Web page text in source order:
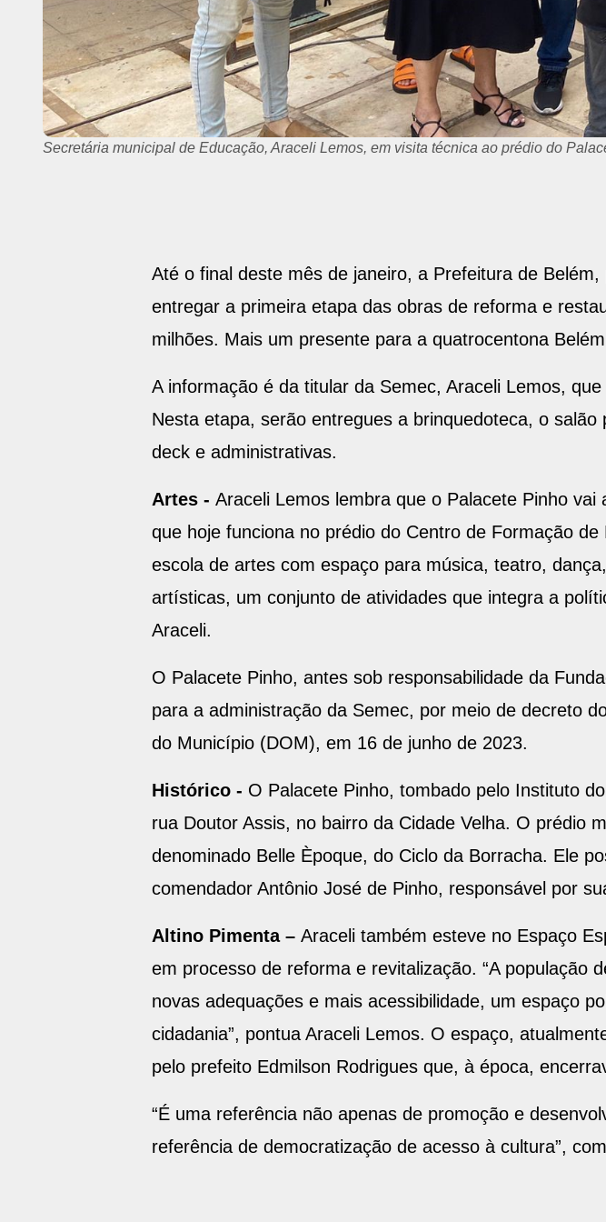
Ginásio Altino Pimenta também passa por reforma e revitalização
Até o final deste mês de janeiro, a Prefeitura de
entregar a primeira etapa das obras de reforma e
milhões. Mais um presente para a quatrocentona
A informação é da titular da Semec, Araceli Lemos,
Nesta etapa, serão entregues a brinquedoteca, o
deck e administrativas.
Artes - Araceli Lemos lembra que o Palacete Pinho
que hoje funciona no prédio do Centro de Formação
escola de artes com espaço para música, teatro,
artísticas, um conjunto de atividades que integra a
Araceli.
O Palacete Pinho, antes sob responsabilidade da
para a administração da Semec, por meio de decreto
do Município (DOM), em 16 de junho de 2023.
Histórico - O Palacete Pinho, tombado pelo Instituto
rua Doutor Assis, no bairro da Cidade Velha. O prédio
denominado Belle Èpoque, do Ciclo da Borracha. Ele
comendador Antônio José de Pinho, responsável por
Altino Pimenta – Araceli também esteve no Espaço
em processo de reforma e revitalização. “A população
novas adequações e mais acessibilidade, um espaço
cidadania”, pontua Araceli Lemos. O espaço,
pelo prefeito Edmilson Rodrigues que, à época,
“É uma referência não apenas de promoção e
referência de democratização de acesso à cultura”,